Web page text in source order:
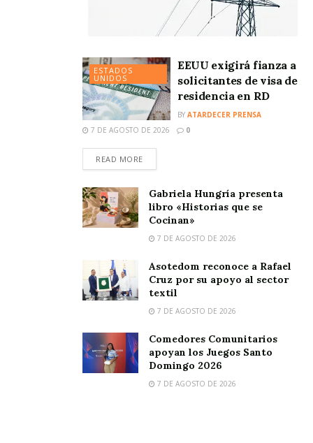
ESTADOS
UNIDOS
EEUU exigirá fianza a
solicitantes de visa de
residencia en RD
BY ATARDECER PRENSA
7 DE AGOSTO DE 2026
0
READ MORE
Gabriela Hungría presenta
libro «Historias que se
Cocinan»
7 DE AGOSTO DE 2026
Asotedom reconoce a Rafael
Cruz por su apoyo al sector
textil
7 DE AGOSTO DE 2026
Comedores Comunitarios
apoyan los Juegos Santo
Domingo 2026
7 DE AGOSTO DE 2026